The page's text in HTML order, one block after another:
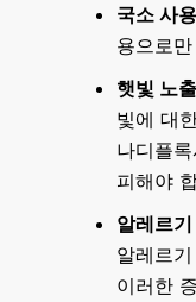
국소 사
용으로
햇빛 노출
빛에 대
나디플
피해야
알레르
알레르
이러한